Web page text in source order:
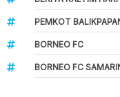
PEMKOT
BORNEO FC
BORNEO FC